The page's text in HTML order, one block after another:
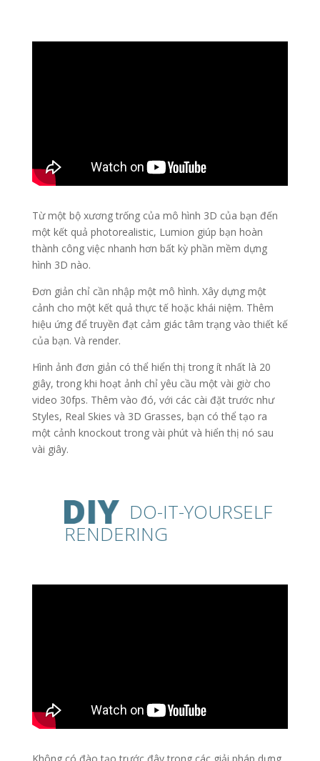
Từ một bộ xương trống của mô hình 3D của bạn đến
một kết quả photorealistic, Lumion giúp bạn hoàn
thành công việc nhanh hơn bất kỳ phần mềm dựng
hình 3D nào.
Đơn giản chỉ cần nhập một mô hình. Xây dựng một
cảnh cho một kết quả thực tế hoặc khái niệm. Thêm
hiệu ứng để truyền đạt cảm giác tâm trạng vào thiết kế
của bạn. Và render.
Hình ảnh đơn giản có thể hiển thị trong ít nhất là 20
giây, trong khi hoạt ảnh chỉ yêu cầu một vài giờ cho
video 30fps. Thêm vào đó, với các cài đặt trước như
Styles, Real Skies và 3D Grasses, bạn có thể tạo ra
một cảnh knockout trong vài phút và hiển thị nó sau
vài giây.
DO-IT-YOURSELF
RENDERING